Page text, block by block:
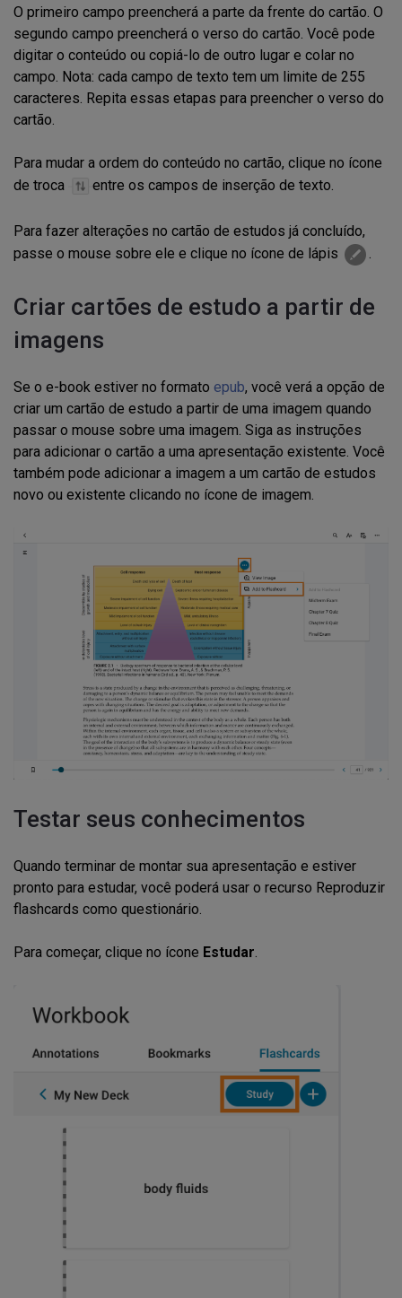
O primeiro campo preencherá a parte da frente do cartão. O
segundo campo preencherá o verso do cartão. Você pode
digitar o conteúdo ou copiá-lo de outro lugar e colar no
campo. Nota: cada campo de texto tem um limite de 255
caracteres. Repita essas etapas para preencher o verso do
cartão.
Para mudar a ordem do conteúdo no cartão, clique no ícone
de troca
entre os campos de inserção de texto.
Para fazer alterações no cartão de estudos já concluído,
passe o mouse sobre ele e clique no ícone de lápis
.
Criar cartões de estudo a partir de
imagens
Se o e-book estiver no formato epub, você verá a opção de
criar um cartão de estudo a partir de uma imagem quando
passar o mouse sobre uma imagem. Siga as instruções
para adicionar o cartão a uma apresentação existente. Você
também pode adicionar a imagem a um cartão de estudos
novo ou existente clicando no ícone de imagem.
Testar seus conhecimentos
Quando terminar de montar sua apresentação e estiver
pronto para estudar, você poderá usar o recurso Reproduzir
flashcards como questionário.
Para começar, clique no ícone Estudar.